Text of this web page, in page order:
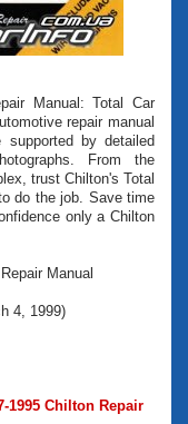
Manual: Total Car
repair manual
by detailed
From the
trust Chilton's Total
do the job. Save time
only a Chilton
Manual
4, 1999)
1995 Chilton Repair